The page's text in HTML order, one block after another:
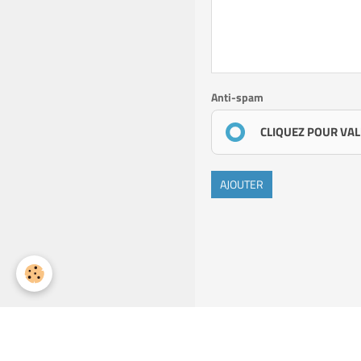
Anti-spam
CLIQUEZ POUR
AJOUTER